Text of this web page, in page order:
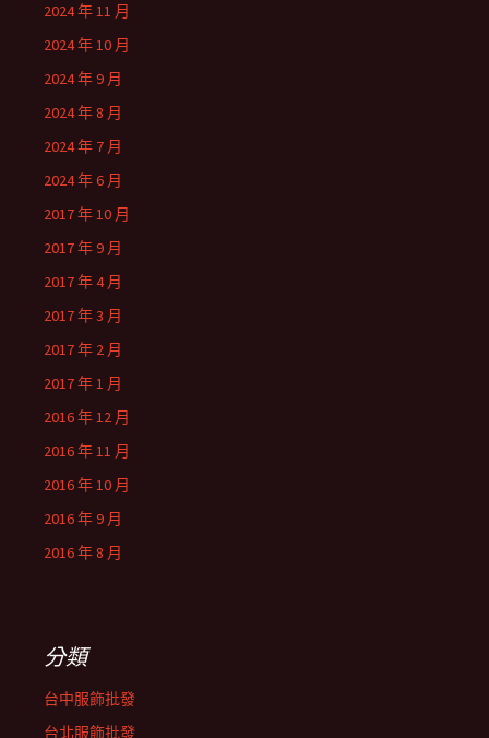
2024 年 11 月
2024 年 10 月
2024 年 9 月
2024 年 8 月
2024 年 7 月
2024 年 6 月
2017 年 10 月
2017 年 9 月
2017 年 4 月
2017 年 3 月
2017 年 2 月
2017 年 1 月
2016 年 12 月
2016 年 11 月
2016 年 10 月
2016 年 9 月
2016 年 8 月
分類
台中服飾批發
台北服飾批發